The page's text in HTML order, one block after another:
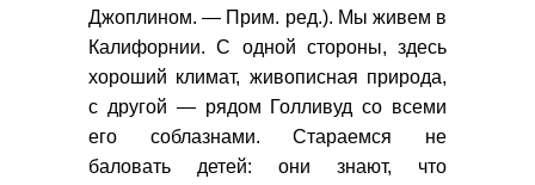
Джоплином. — Прим. ред.). Мы живем в
Калифорнии. С одной стороны, здесь
хороший климат, живописная природа,
с другой — рядом Голливуд со всеми
его соблазнами. Стараемся не
баловать детей: они знают, что